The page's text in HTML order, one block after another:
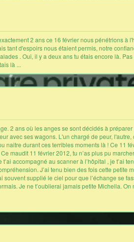
2 ans ce 16 février nous pénétrions
tant d'espoirs nous étaient permis, notre
. Oui, il y a deux ans tu étais encore là.
là ...
2 ans où les anges se sont décidés à
avec ses wagons. L'un chargé de peur,
naitre durant ces terribles moments là ! Ce 11
maudit 11 février 2012, tu n’as plus pu
accompagné au scanner à l’hôpital , je t’ai
J’ai tenu bien des fois cette
supplié le ciel pour que l’échange se
Je ne t’oublierai jamais petite Michella. On